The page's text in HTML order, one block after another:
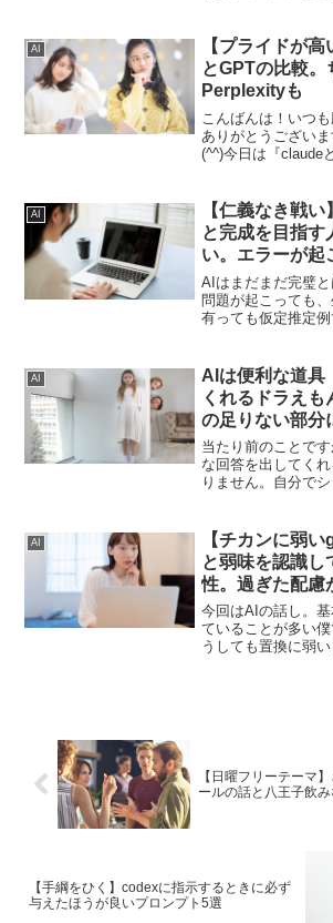
ることがしょっち
もやっていくしか
AI
【プライドが
とGPTの比較。
Perplexityも
こんばんは！いつ
ありがとうござい
(^^)今日は『claude
すけど、無料版で
い...
AI
【仁義なき戦
と完成を目指す
い。エラーが起
例で進めるAIに
AIはまだまだ完璧
問題が起こっても
有っても仮定推定
とについて書いてい
AI
AIは便利な道具
くれるドラえ
の足りない部分
当たり前のことで
な回答を出してく
りません。自分で
目を向ける、とい
とだと思います。
AI
【チカンに弱
と弱味を認識し
性。過ぎた配慮
生み出す
今回はAIの話し。
ていることが多い
うしても置換に弱
【日曜フリーテーマ
ールの話と八王子飲
【手綱をひく】codexに指示するときに必ず
与えたほうが良いプロンプト5選